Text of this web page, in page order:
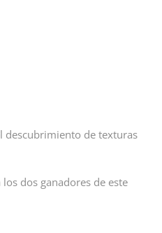
descubrimiento de texturas
dos ganadores de este